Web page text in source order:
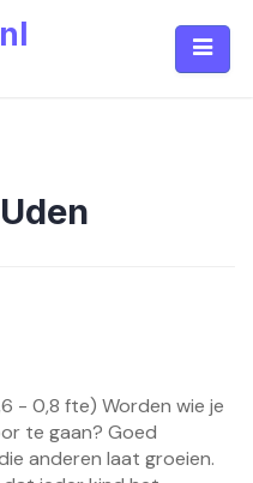
Uden
- 0,8 fte) Worden wie je
te gaan? Goed
anderen laat groeien.